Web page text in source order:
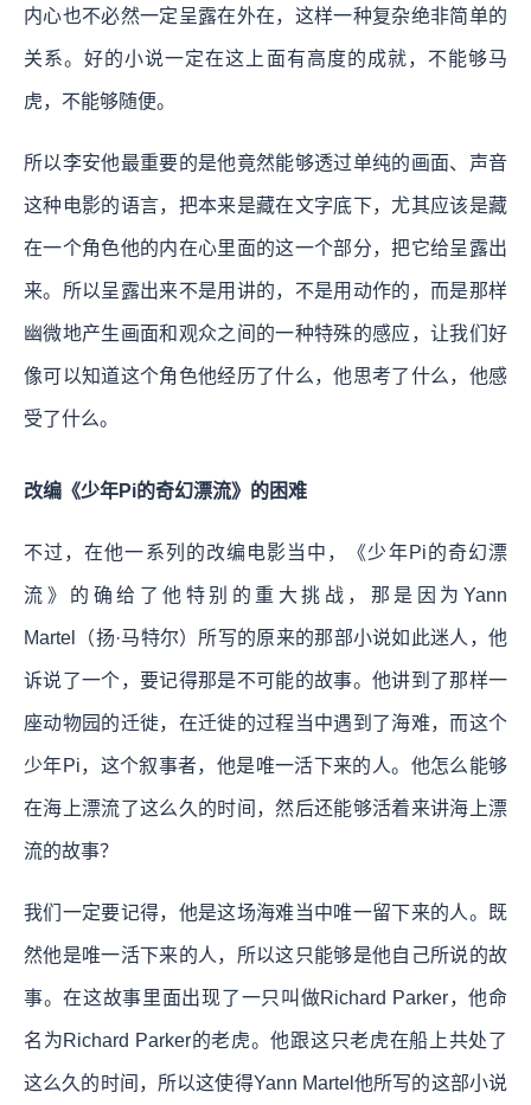
内心也不必然一定呈露在外在，这样一种复杂绝非简单的
关系。好的小说一定在这上面有高度的成就，不能够马
虎，不能够随便。
所以李安他最重要的是他竟然能够透过单纯的画面、声音
这种电影的语言，把本来是藏在文字底下，尤其应该是藏
在一个角色他的内在心里面的这一个部分，把它给呈露出
来。所以呈露出来不是用讲的，不是用动作的，而是那样
幽微地产生画面和观众之间的一种特殊的感应，让我们好
像可以知道这个角色他经历了什么，他思考了什么，他感
受了什么。
改编《少年Pi的奇幻漂流》的困难
不过，在他一系列的改编电影当中，《少年Pi的奇幻漂
流》的确给了他特别的重大挑战，那是因为Yann
Martel（扬·马特尔）所写的原来的那部小说如此迷人，他
诉说了一个，要记得那是不可能的故事。他讲到了那样一
座动物园的迁徙，在迁徙的过程当中遇到了海难，而这个
少年Pi，这个叙事者，他是唯一活下来的人。他怎么能够
在海上漂流了这么久的时间，然后还能够活着来讲海上漂
流的故事？
我们一定要记得，他是这场海难当中唯一留下来的人。既
然他是唯一活下来的人，所以这只能够是他自己所说的故
事。在这故事里面出现了一只叫做Richard Parker，他命
名为Richard Parker的老虎。他跟这只老虎在船上共处了
这么久的时间，所以这使得Yann Martel他所写的这部小说